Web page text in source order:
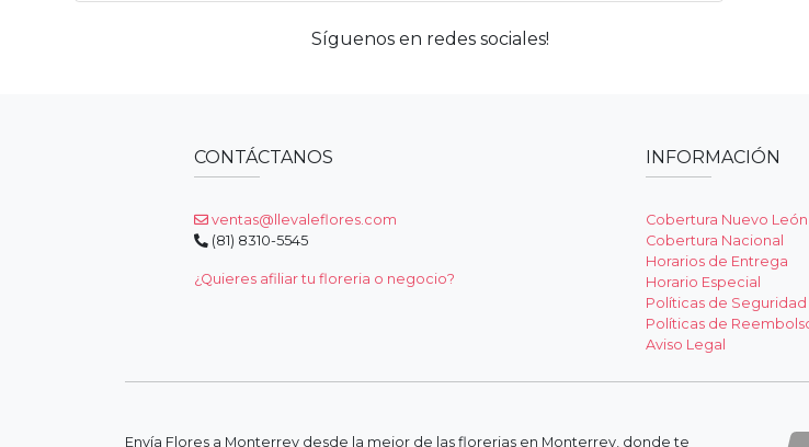
Síguenos en redes sociales!
CONTÁCTANOS
ventas@llevaleflores.com
(81) 8310-5545
¿Quieres afiliar tu floreria o negocio?
INFORMACIÓN
Cobertura Nuevo León
Cobertura Nacional
Horarios de Entrega
Horario Especial
Políticas de Seguridad
Políticas de
Aviso Legal
Envía Flores a Monterrey desde la mejor de las florerias en Monterrey, donde te